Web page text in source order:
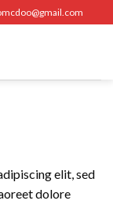
elit, sed
dolore